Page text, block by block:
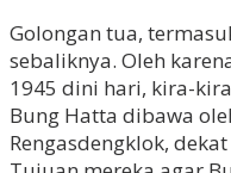
Golongan tua,
sebaliknya. Oleh
1945 dini hari, kira-
Bung Hatta dibawa
Rengasdengklok,